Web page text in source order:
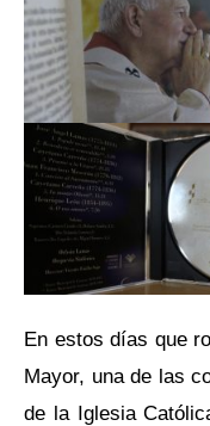
En estos días que
Mayor, una de las
de la Iglesia